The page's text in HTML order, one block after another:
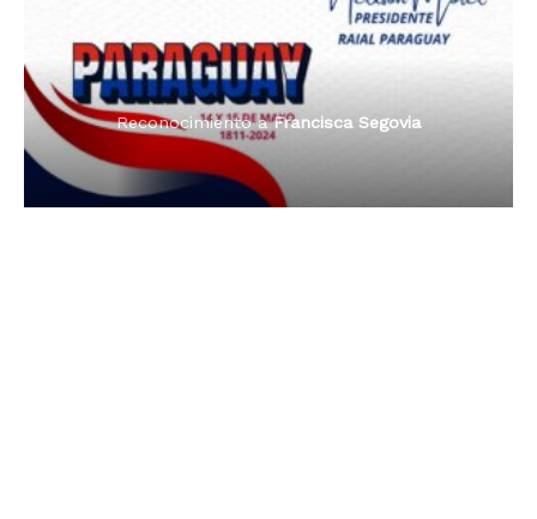
Dama de Oro 2024
Reconocimiento aFrancisca Segovia
Reconocimiento aFrancisca Segovia
Radio Tribuna Abierta
Reconocimiento aFrancisca Segovia